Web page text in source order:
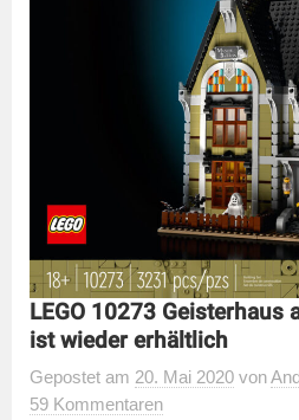
LEGO 10273
ist wieder erhältlich
Gepostet am 20. Mai 2020 von
59 Kommentaren